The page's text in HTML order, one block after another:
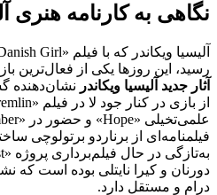
نگاهی به کارنامه هنری
رسید، این روزها یکی از فعال‌ترین
آثار جدید آلیسیا ویکاندر نشان‌دهنده
فیلمنامه‌ای از برناردو برتولوچی
دورنان و کیرا نایتلی بوده است که
درام و مستقل دارد.